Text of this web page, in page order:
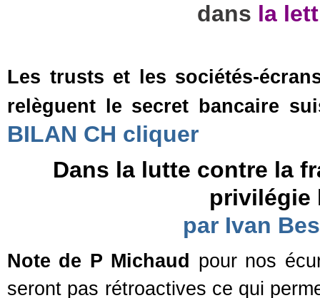
dans la
Les trusts et les sociétés-
relèguent le secret bancaire
BILAN CH cliquer
Dans la lutte contre la
privilégie
par Ivan
Note de P Michaud pour nos
seront pas rétroactives ce qui